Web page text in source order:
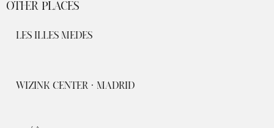
OTHER PLACES
LES ILLES MEDES
WIZINK CENTER · MADRID